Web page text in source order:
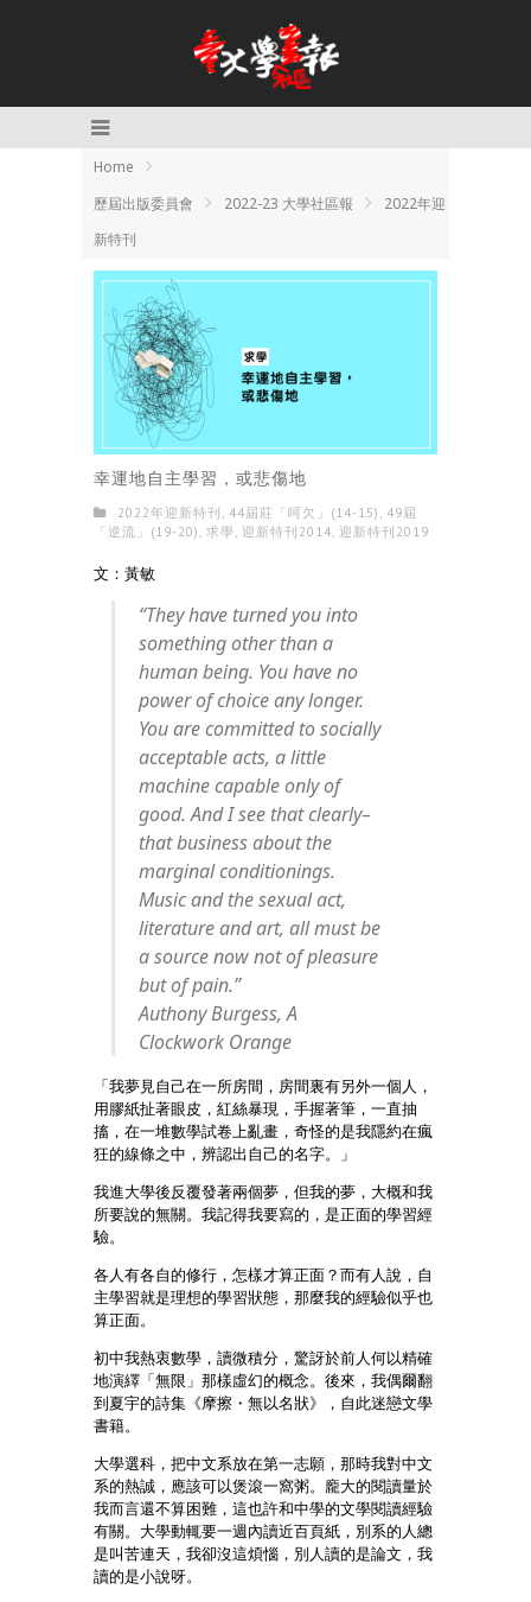
Home
歷屆出版委員會
2022-23 大學社區報
2022年迎
新特刊
幸運地自主學習，或悲傷地
2022年迎新特刊 , 44屆莊「呵欠」(14-15) , 49屆
「逆流」(19-20) , 求學, 迎新特刊2014, 迎新特刊2019
文：黃敏
“They have turned you into
something other than a
human being. You have no
power of choice any longer.
You are committed to socially
acceptable acts, a little
machine capable only of
good. And I see that clearly–
that business about the
marginal conditionings.
Music and the sexual act,
literature and art, all must be
a source now not of pleasure
but of pain.”
Authony Burgess, A
Clockwork Orange
「我夢見自己在一所房間，房間裏有另外一個人，
用膠紙扯著眼皮，紅絲暴現，手握著筆，一直抽
搐，在一堆數學試卷上亂畫，奇怪的是我隱約在瘋
狂的線條之中，辨認出自己的名字。」
我進大學後反覆發著兩個夢，但我的夢，大概和我
所要說的無關。我記得我要寫的，是正面的學習經
驗。
各人有各自的修行，怎樣才算正面？而有人說，自
主學習就是理想的學習狀態，那麼我的經驗似乎也
算正面。
初中我熱衷數學，讀微積分，驚訝於前人何以精確
地演繹「無限」那樣虛幻的概念。後來，我偶爾翻
到夏宇的詩集《摩擦・無以名狀》，自此迷戀文學
書籍。
大學選科，把中文系放在第一志願，那時我對中文
系的熱誠，應該可以煲滾一窩粥。龐大的閱讀量於
我而言還不算困難，這也許和中學的文學閱讀經驗
有關。大學動輒要一週內讀近百頁紙，別系的人總
是叫苦連天，我卻沒這煩惱，別人讀的是論文，我
讀的是小說呀。